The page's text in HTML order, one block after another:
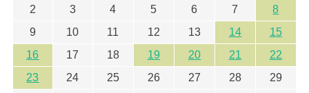
2
3 4 5 6 7
8
9
10 11 12 13 14
15
16
17 18 19 20 21
22
23
24 25 26 27 28
29